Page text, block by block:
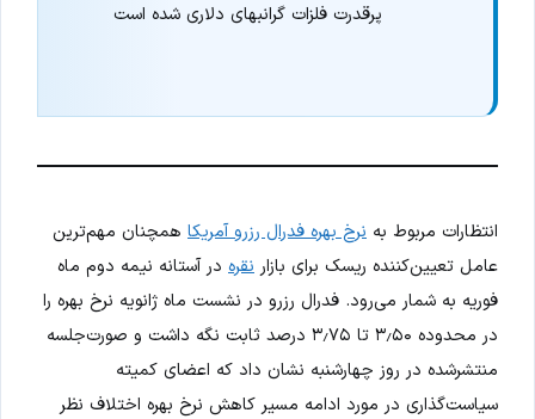
پرقدرت فلزات گرانبهای دلاری شده است
انتظارات مربوط به نرخ بهره فدرال رزرو آمریکا همچنان مهم‌ترین
عامل تعیین‌کننده ریسک برای بازار نقره در آستانه نیمه دوم ماه
فوریه به شمار می‌رود. فدرال رزرو در نشست ماه ژانویه نرخ بهره را
در محدوده ۳٫۵۰ تا ۳٫۷۵ درصد ثابت نگه داشت و صورت‌جلسه
منتشرشده در روز چهارشنبه نشان داد که اعضای کمیته
سیاست‌گذاری در مورد ادامه مسیر کاهش نرخ بهره اختلاف نظر